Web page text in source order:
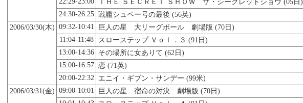
ＴＨＥ ＳＥＣＲＥＴ ＳＨＯＷ ザ・シークレットショウ (05日)
24:30-26:25 戦艦シュペー号の最後 (56英)
2006/03/30(木) 09:32-10:41 巨人の星 大リーグボール 劇場版 (70日)
11:04-11:48
スローステップ Ｖｏｌ．３ (91日)
13:00-14:36
その場所に女ありて (62日)
15:00-16:57 恋 (71英)
20:00-22:32
エニイ・ギブン・サンデー (99米)
2006/03/31(金) 09:00-10:01 巨人の星 宿命の対決 劇場版 (70日)